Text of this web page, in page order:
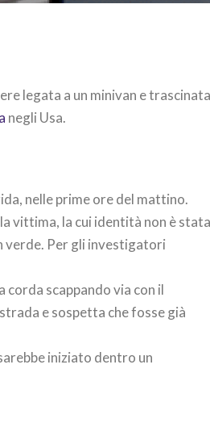
legata a un minivan e trascinata
negli Usa.
nelle prime ore del mattino.
vittima, la cui identità non è stata
verde. Per gli investigatori
scappando via con il
e sospetta che fosse già
iniziato dentro un